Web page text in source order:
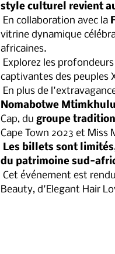
style culturel revient
En collaboration avec la
vitrine dynamique
africaines.
captivantes des peuples
En plus de
Nomabotwe Mtimkhulu
Cap, du groupe
Cape Town 2023 et Miss
Les billets sont
du patrimoine sud-
Beauty, d'Elegant Hair